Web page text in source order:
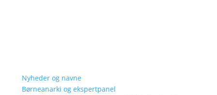
Nyheder og navne
Børneanarki og ekspertpanel